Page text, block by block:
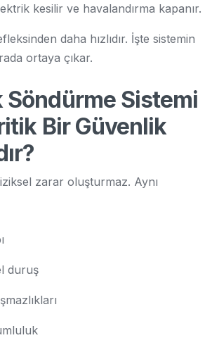
kesilir ve havalandırma kapanır.
daha hızlıdır. İşte sistemin
ortaya çıkar.
Söndürme Sistemi
Bir Güvenlik
zarar oluşturmaz. Aynı
duruş